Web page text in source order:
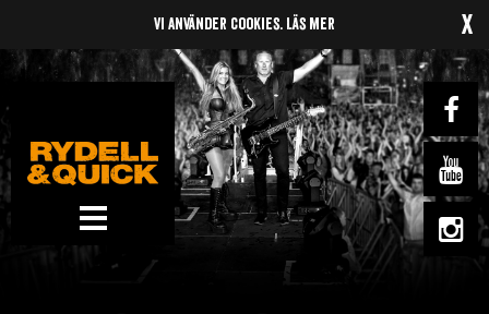
Vi använder cookies. Läs mer x